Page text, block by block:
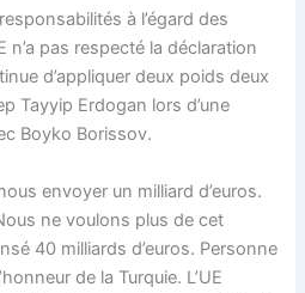
à l’égard des
n’a pas respecté la déclaration
d’appliquer deux poids deux
Tayyip Erdogan lors d’une
Boyko Borissov.
envoyer un milliard d’euros.
ne voulons plus de cet
40 milliards d’euros. Personne
de la Turquie. L’UE